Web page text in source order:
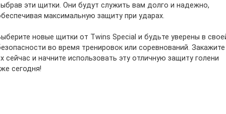
эти щитки. Они будут служить вам долго и надежно,
максимальную защиту при ударах.
новые щитки от Twins Special и будьте уверены в
во время тренировок или соревнований. Закажите
сейчас и начните использовать эту отличную защиту голени
сегодня!